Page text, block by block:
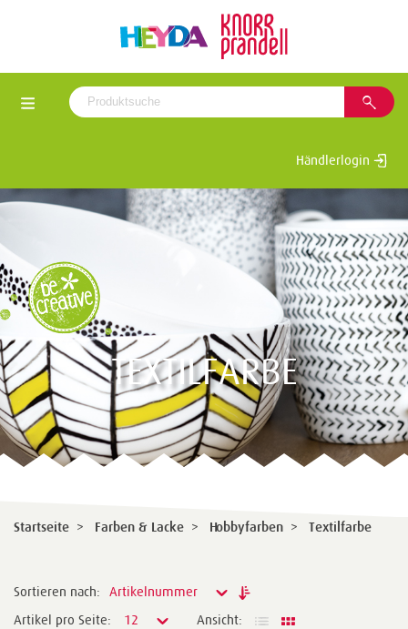
Händlerlogin
TEXTILFARBE
Startseite > Farben & Lacke > Hobbyfarben > Textilfarbe
Sortieren nach:
Artikelnummer
Artikel pro Seite:
12 Ansicht: